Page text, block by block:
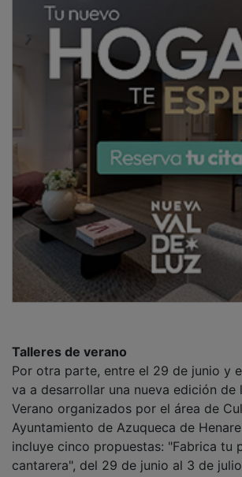
Talleres de verano
Por otra parte, entre el 29 de junio y
va a desarrollar una nueva edición de
Verano organizados por el área de
Ayuntamiento de Azuqueca de
incluye cinco propuestas: "Fabrica tu
cantarera", del 29 de junio al 3 de
armonía, grados, escalas y ritmos de
de junio al 8 de julio; "Azumecano",
"Archivo de verano. Materia, luz y
7, 9, 13, 14 y 16 de julio; y "Taller
Danza Teatro", del 13 al 16 de julio.
PUBLICIDAD